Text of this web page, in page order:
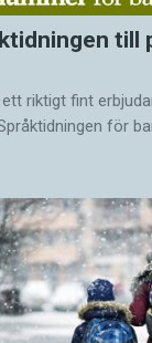
till
riktigt fint
för